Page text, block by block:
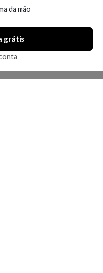
da mão
grátis